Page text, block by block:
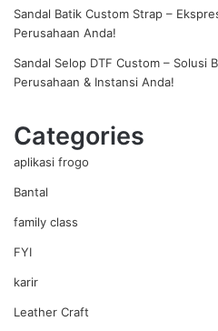
Sandal Batik Custom Strap –
Perusahaan Anda!
Sandal Selop DTF Custom – Solusi
Perusahaan & Instansi Anda!
Categories
aplikasi frogo
Bantal
family class
FYI
karir
Leather Craft